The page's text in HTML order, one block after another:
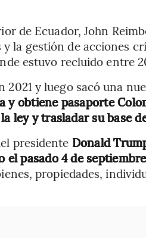
de Ecuador, John
la gestión de acciones
estuvo recluido entre
2021 y luego sacó una
y obtiene pasaporte
ley y trasladar su base
presidente Donald
pasado 4 de septiembre
propiedades,